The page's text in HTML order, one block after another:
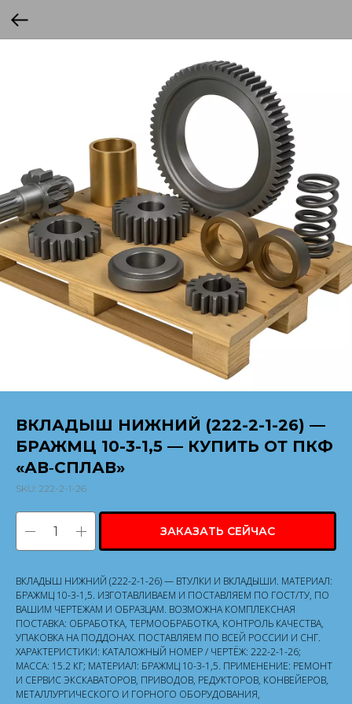
ВКЛАДЫШ НИЖНИЙ (222-2-1-26) —
БРАЖМЦ 10-3-1,5 — КУПИТЬ ОТ ПКФ
«АВ‑СПЛАВ»
SKU: 222-2-1-26
ЗАКАЗАТЬ СЕЙЧАС
ВКЛАДЫШ НИЖНИЙ (222-2-1-26) — ВТУЛКИ И ВКЛАДЫШИ. МАТЕРИАЛ:
БРАЖМЦ 10-3-1,5. ИЗГОТАВЛИВАЕМ И ПОСТАВЛЯЕМ ПО ГОСТ/ТУ, ПО
ВАШИМ ЧЕРТЕЖАМ И ОБРАЗЦАМ. ВОЗМОЖНА КОМПЛЕКСНАЯ
ПОСТАВКА: ОБРАБОТКА, ТЕРМООБРАБОТКА, КОНТРОЛЬ КАЧЕСТВА,
УПАКОВКА НА ПОДДОНАХ. ПОСТАВЛЯЕМ ПО ВСЕЙ РОССИИ И СНГ.
ХАРАКТЕРИСТИКИ: КАТАЛОЖНЫЙ НОМЕР / ЧЕРТЁЖ: 222-2-1-26;
МАССА: 15.2 КГ; МАТЕРИАЛ: БРАЖМЦ 10-3-1,5. ПРИМЕНЕНИЕ: РЕМОНТ
И СЕРВИС ЭКСКАВАТОРОВ, ПРИВОДОВ, РЕДУКТОРОВ, КОНВЕЙЕРОВ,
МЕТАЛЛУРГИЧЕСКОГО И ГОРНОГО ОБОРУДОВАНИЯ,